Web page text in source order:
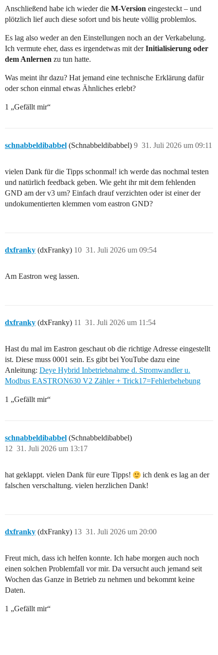
Anschließend habe ich wieder die M-Version eingesteckt – und
plötzlich lief auch diese sofort und bis heute völlig problemlos.
Es lag also weder an den Einstellungen noch an der Verkabelung.
Ich vermute eher, dass es irgendetwas mit derInitialisierung oder
dem Anlernen zu tun hatte.
Was meint ihr dazu? Hat jemand eine technische Erklärung dafür
oder schon einmal etwas Ähnliches erlebt?
1 „Gefällt mir“
schnabbeldibabbel (Schnabbeldibabbel) 31. Juli 2026 um 09:11
9
vielen Dank für die Tipps schonmal! ich werde das nochmal testen
und natürlich feedback geben. Wie geht ihr mit dem fehlenden
GND am der v3 um? Einfach drauf verzichten oder ist einer der
undokumentierten klemmen vom eastron GND?
dxfranky (dxFranky) 31. Juli 2026 um 09:54
10
Am Eastron weg lassen.
dxfranky (dxFranky) 31. Juli 2026 um 11:54
11
Hast du mal im Eastron geschaut ob die richtige Adresse eingestellt
ist. Diese muss 0001 sein. Es gibt bei YouTube dazu eine
Anleitung: Deye Hybrid Inbetriebnahme d. Stromwandler u.
Modbus EASTRON630 V2 Zähler + Trick17=Fehlerbehebung
1 „Gefällt mir“
schnabbeldibabbel (Schnabbeldibabbel)
31. Juli 2026 um 13:17
12
hat geklappt. vielen Dank für eure Tipps!
ich denk es lag an der
falschen verschaltung. vielen herzlichen Dank!
dxfranky (dxFranky) 31. Juli 2026 um 20:00
13
Freut mich, dass ich helfen konnte. Ich habe morgen auch noch
einen solchen Problemfall vor mir. Da versucht auch jemand seit
Wochen das Ganze in Betrieb zu nehmen und bekommt keine
Daten.
1 „Gefällt mir“